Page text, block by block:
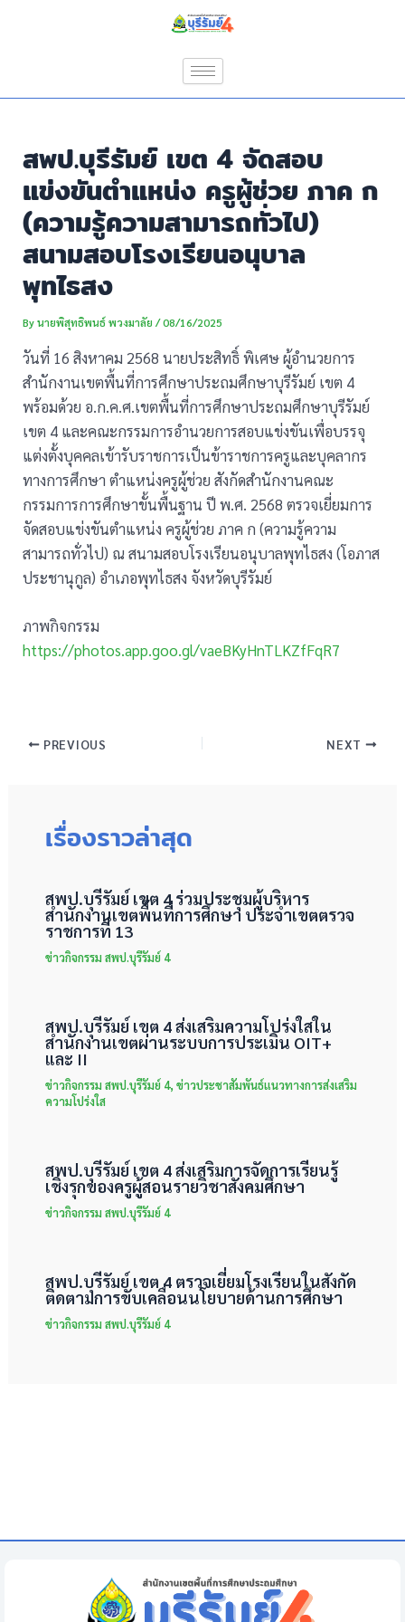
สพป.บุรีรัมย์ เขต 4 จัดสอบ
แข่งขันตำแหน่ง ครูผู้ช่วย ภาค ก
(ความรู้ความสามารถทั่วไป)
สนามสอบโรงเรียนอนุบาล
พุทไธสง
Byนายพิสุทธิพนธ์ พวงมาลัย/08/16/2025
วันที่ 16 สิงหาคม 2568 นายประสิทธิ์ พิเศษ ผู้อำนวยการ
สำนักงานเขตพื้นที่การศึกษาประถมศึกษาบุรีรัมย์ เขต 4
พร้อมด้วย อ.ก.ค.ศ.เขตพื้นที่การศึกษาประถมศึกษาบุรีรัมย์
เขต 4 และคณะกรรมการอำนวยการสอบแข่งขันเพื่อบรรจุ
แต่งตั้งบุคคลเข้ารับราชการเป็นข้าราชการครูและบุคลากร
ทางการศึกษา ตำแหน่งครูผู้ช่วย สังกัดสำนักงานคณะ
กรรมการการศึกษาขั้นพื้นฐาน ปี พ.ศ. 2568 ตรวจเยี่ยมการ
จัดสอบแข่งขันตำแหน่ง ครูผู้ช่วย ภาค ก (ความรู้ความ
สามารถทั่วไป) ณ สนามสอบโรงเรียนอนุบาลพุทไธสง (โอภาส
ประชานุกูล) อำเภอพุทไธสง จังหวัดบุรีรัมย์
ภาพกิจกรรม
https://photos.app.goo.gl/vaeBKyHnTLKZfFqR7
PREVIOUS NEXT
เรื่องราวล่าสุด
สพป.บุรีรัมย์ เขต 4 ร่วมประชุมผู้บริหาร
สำนักงานเขตพื้นที่การศึกษา ประจำเขตตรวจ
ราชการที่ 13
ข่าวกิจกรรม สพป.บุรีรัมย์ 4
สพป.บุรีรัมย์ เขต 4 ส่งเสริมความโปร่งใสใน
สำนักงานเขตผ่านระบบการประเมิน OIT+
และ II
ข่าวกิจกรรม สพป.บุรีรัมย์ 4, ข่าวประชาสัมพันธ์แนวทางการส่งเสริม
ความโปร่งใส
สพป.บุรีรัมย์ เขต 4 ส่งเสริมการจัดการเรียนรู้
เชิงรุกของครูผู้สอนรายวิชาสังคมศึกษา
ข่าวกิจกรรม สพป.บุรีรัมย์ 4
สพป.บุรีรัมย์ เขต 4 ตรวจเยี่ยมโรงเรียนในสังกัด
ติดตามการขับเคลื่อนนโยบายด้านการศึกษา
ข่าวกิจกรรม สพป.บุรีรัมย์ 4